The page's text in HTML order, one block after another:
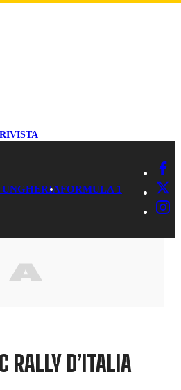
UNGHERIAFORMULA 1
RALLY D’ITALIA